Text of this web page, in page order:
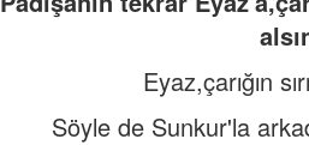
Eyaz,çarığın
Söyle de Sunkur'la